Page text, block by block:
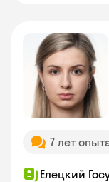
7 лет
Елецкий